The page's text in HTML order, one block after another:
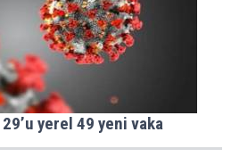
yerel 49 yeni vaka